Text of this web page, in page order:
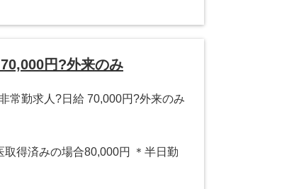
円?外来のみ
常勤求人?日給 70,000円?外来のみ
得済みの場合80,000円 ＊半日勤